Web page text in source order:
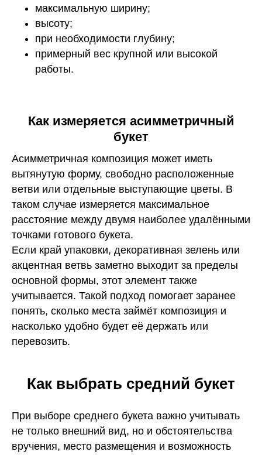
максимальную ширину;
высоту;
при необходимости глубину;
примерный вес крупной или высокой
работы.
Как измеряется асимметричный
букет
Асимметричная композиция может иметь
вытянутую форму, свободно расположенные
ветви или отдельные выступающие цветы. В
таком случае измеряется максимальное
расстояние между двумя наиболее удалёнными
точками готового букета.
Если край упаковки, декоративная зелень или
акцентная ветвь заметно выходит за пределы
основной формы, этот элемент также
учитывается. Такой подход помогает заранее
понять, сколько места займёт композиция и
насколько удобно будет её держать или
перевозить.
Как выбрать средний букет
При выборе среднего букета важно учитывать
не только внешний вид, но и обстоятельства
вручения, место размещения и возможность